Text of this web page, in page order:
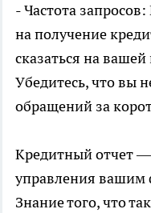
- Частота
на получение
сказаться на
Убедитесь, что вы
обращений за
Кредитный отчет
управления вашим
Знание того, что